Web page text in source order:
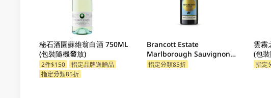
秘石酒園蘇維翁白酒 750ML
(包裝隨機發放)
2件$150
指定品牌送贈品
指定分類85折
Brancott Estate
Marlborough Sauvignon
Blanc 750ML
指定分類85折
雲霧
(包
指定